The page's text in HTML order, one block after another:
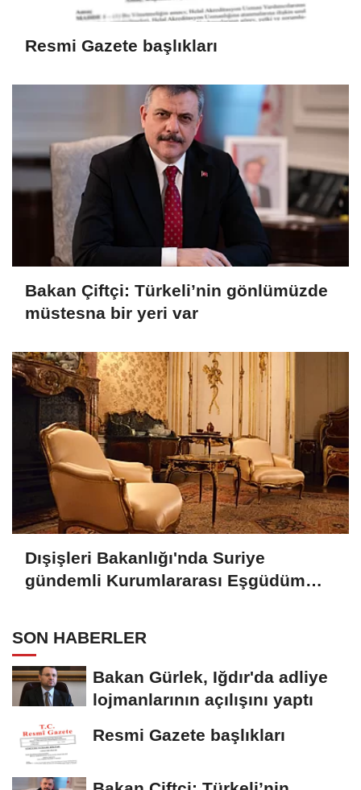
Resmi Gazete başlıkları
Bakan Çiftçi: Türkeli’nin gönlümüzde
müstesna bir yeri var
Dışişleri Bakanlığı'nda Suriye
gündemli Kurumlararası Eşgüdüm
SON HABERLER
Bakan Gürlek, Iğdır'da adliye
lojmanlarının açılışını yaptı
Resmi Gazete başlıkları